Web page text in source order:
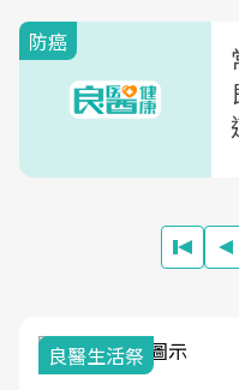
防癌
良醫生活祭